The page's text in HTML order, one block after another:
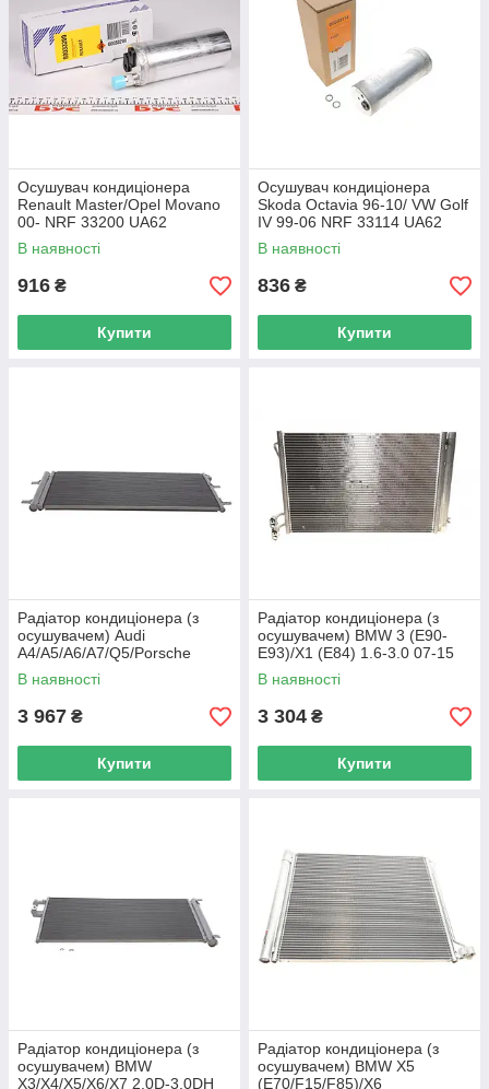
Осушувач кондиціонера
Renault Master/Opel Movano
00- NRF 33200 UA62
В наявності
916 ₴
Купити
Осушувач кондиціонера
Skoda Octavia 96-10/ VW Golf
IV 99-06 NRF 33114 UA62
В наявності
836 ₴
Купити
Радіатор кондиціонера (з
осушувачем) Audi
A4/A5/A6/A7/Q5/Porsche
Macan 1.8-4.0 07- VAN
WEZEL 03005352 UA62
В наявності
3 967 ₴
Купити
Радіатор кондиціонера (з
осушувачем) BMW 3 (E90-
E93)/X1 (E84) 1.6-3.0 07-15
N52/N46/N20/N47/N53
06005295 UA62
В наявності
3 304 ₴
Купити
Радіатор кондиціонера (з
осушувачем) BMW
X3/X4/X5/X6/X7 2.0D-3.0DH
Радіатор кондиціонера (з
осушувачем) BMW X5
(E70/F15/F85)/X6